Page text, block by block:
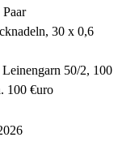
30 x 0,6
50/2, 100
100 €uro